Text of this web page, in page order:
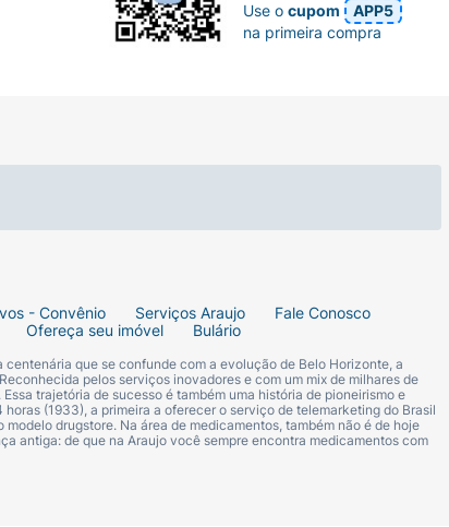
- Convênio Serviços Araujo
Fale Conosco
Ofereça seu imóvel Bulário
que se confunde com a evolução de Belo Horizonte, a
pelos serviços inovadores e com um mix de milhares de
trajetória de sucesso é também uma história de pioneirismo e
(1933), a primeira a oferecer o serviço de telemarketing do Brasil
drugstore. Na área de medicamentos, também não é de hoje
antiga: de que na Araujo você sempre encontra medicamentos com
Use ocupom
APP5
na primeira compra